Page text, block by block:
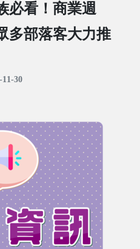
必看！商業週
多部落客大力推
11-30